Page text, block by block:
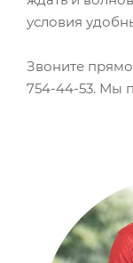
условия
Звоните прямо
754-44-53. Мы